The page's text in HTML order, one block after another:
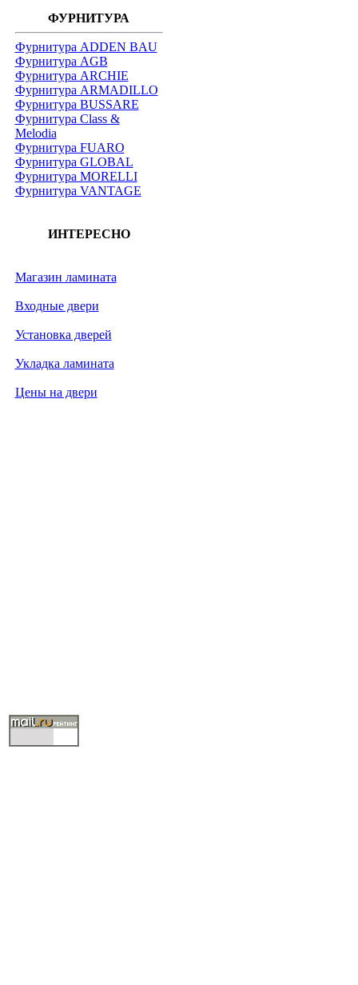
ФУРНИТУРА
Фурнитура ADDEN BAU
Фурнитура AGB
Фурнитура ARCHIE
Фурнитура ARMADILLO
Фурнитура BUSSARE
Фурнитура Class &
Melodia
Фурнитура FUARO
Фурнитура GLOBAL
Фурнитура MORELLI
Фурнитура VANTAGE
ИНТЕРЕСНО
Магазин ламината
Входные двери
Установка дверей
Укладка ламината
Цены на двери